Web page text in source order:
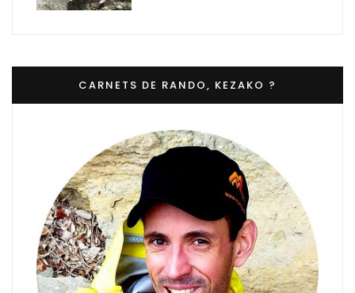
CARNETS DE RANDO, KEZAKO ?